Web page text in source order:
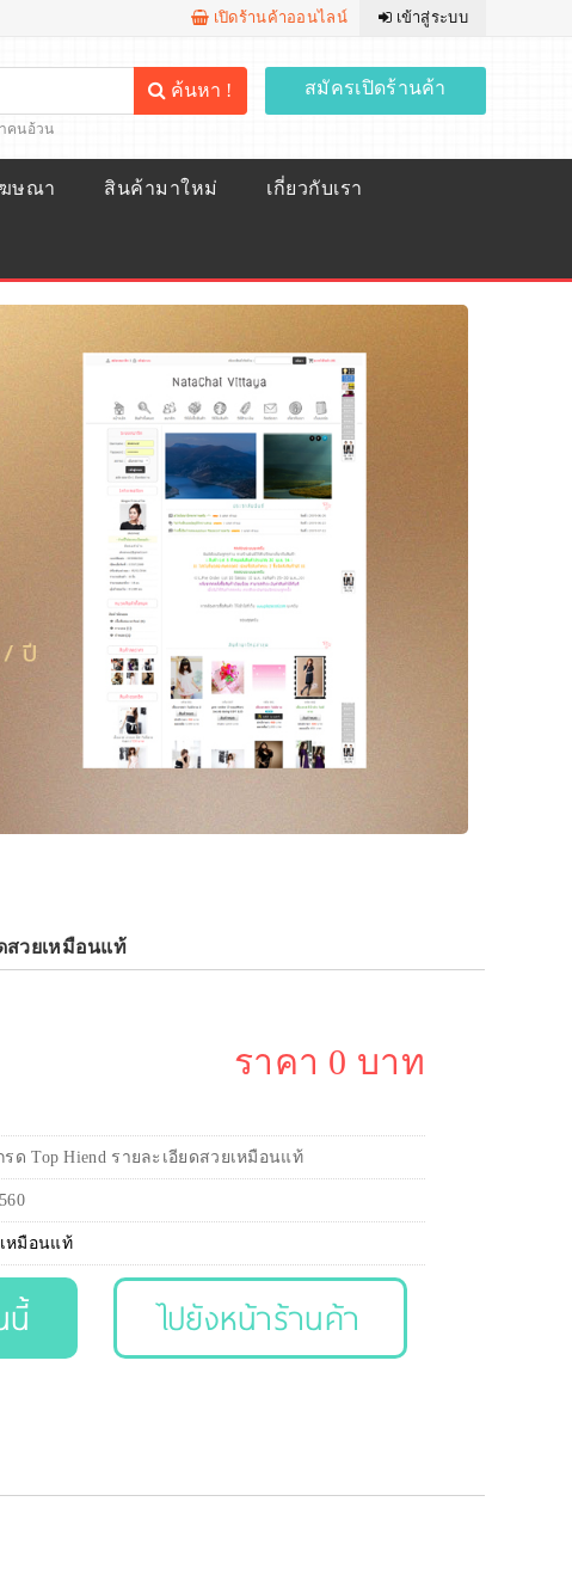
เปิดร้านค้าออนไลน์ เข้าสู่ระบบ
ค้นหา !
คนอ้วน
สมัครเปิดร้านค้า
ษณา สินค้ามาใหม่ เกี่ยวกับเรา
สวยเหมือนแท้
ราคา 0 บาท
กรด Top Hiend รายละเอียดสวยเหมือนแท้
หมือนแท้
นี้ ไปยังหน้าร้านค้า